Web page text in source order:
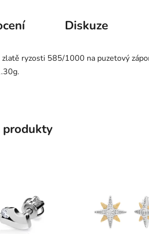
Diskuze
ryzosti 585/1000 na puzetový
produkty